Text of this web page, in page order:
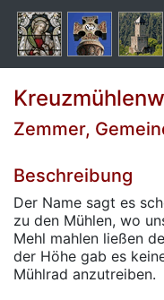
Zemmer,
Beschreibung
Der Name sagt es
zu den Mühlen, wo
Mehl mahlen ließen
der Höhe gab es
Mühlrad anzutreiben.